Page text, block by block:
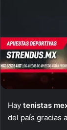
Hay tenistas
del país gracias